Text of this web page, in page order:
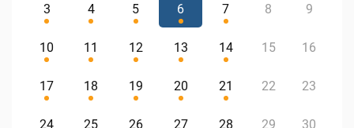
3 4 5 6 7 8 9
10 11 12 13 14 15 16
17 18 19 20 21 22 23
24 25 26 27 28 29 30